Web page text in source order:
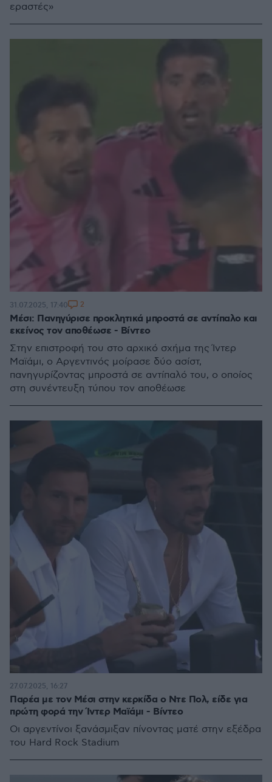
εραστές»
Μέσι: Πανηγύρισε προκλητικά μπροστά σε αντίπαλο και
εκείνος τον αποθέωσε - Βίντεο
Στην επιστροφή του στο αρχικό σχήμα της Ίντερ
Μαϊάμι, ο Αργεντινός μοίρασε δύο ασίστ,
πανηγυρίζοντας μπροστά σε αντίπαλό του, ο οποίος
στη συνέντευξη τύπου τον αποθέωσε
31.07.2025, 17:40 2
Παρέα με τον Μέσι στην κερκίδα ο Ντε Πολ, είδε για
πρώτη φορά την Ίντερ Μαϊάμι - Βίντεο
Οι αργεντίνοι ξανάσμιξαν πίνοντας ματέ στην εξέδρα
του Hard Rock Stadium
27.07.2025, 16:27